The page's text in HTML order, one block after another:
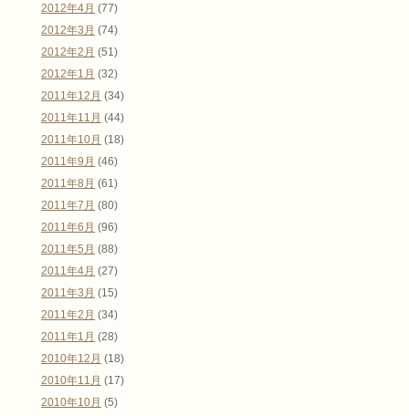
2012年4月 (77)
2012年3月 (74)
2012年2月 (51)
2012年1月 (32)
2011年12月 (34)
2011年11月 (44)
2011年10月 (18)
2011年9月 (46)
2011年8月 (61)
2011年7月 (80)
2011年6月 (96)
2011年5月 (88)
2011年4月 (27)
2011年3月 (15)
2011年2月 (34)
2011年1月 (28)
2010年12月 (18)
2010年11月 (17)
2010年10月 (5)